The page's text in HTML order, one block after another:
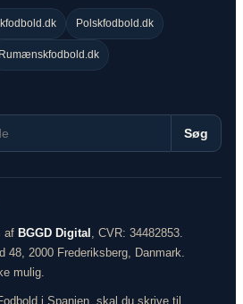
Polskfodbold.dk
Rumænskfodbold.dk
Søg
af BGGD Digital , CVR: 34482853.
48, 2000 Frederiksberg, Danmark.
mulig.
i Spanien, skal du skrive til